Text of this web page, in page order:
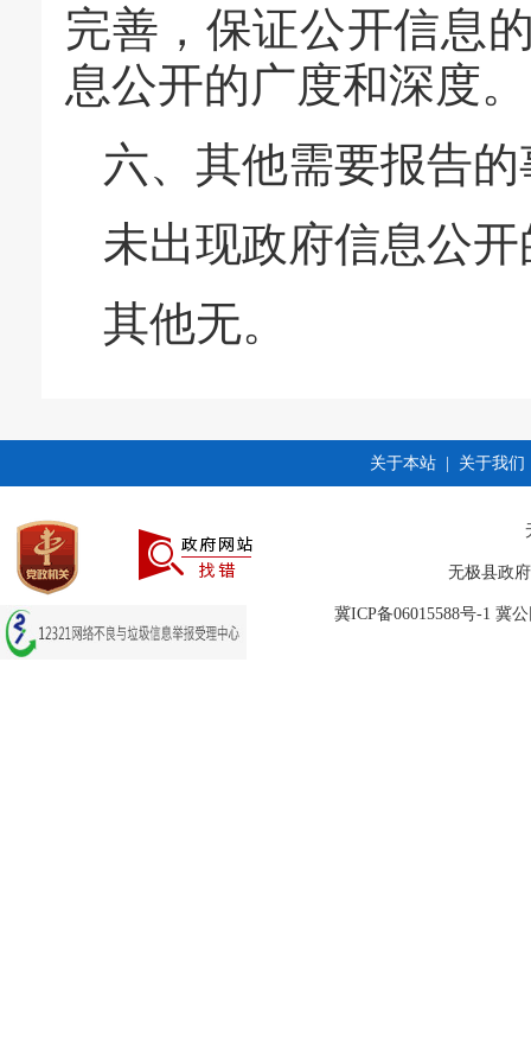
完善，保证公开信息
息公开的广度和深度。
六、其他需要报告的
未出现政府信息公
其他无。